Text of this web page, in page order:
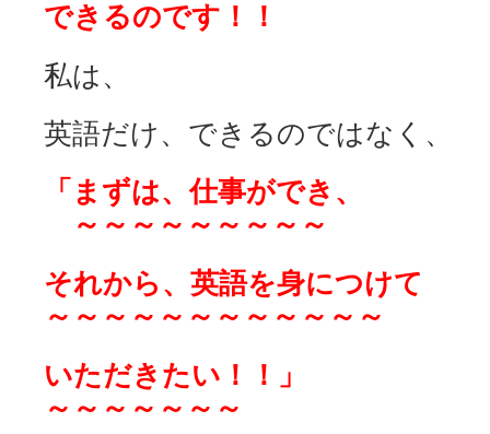
できるのです！！
私は、
英語だけ、できるのではなく、
「まずは、仕事ができ、
～～～～～～～～～
それから、英語を身につけて
～～～～～～～～～～～～
いただきたい！！」
～～～～～～～